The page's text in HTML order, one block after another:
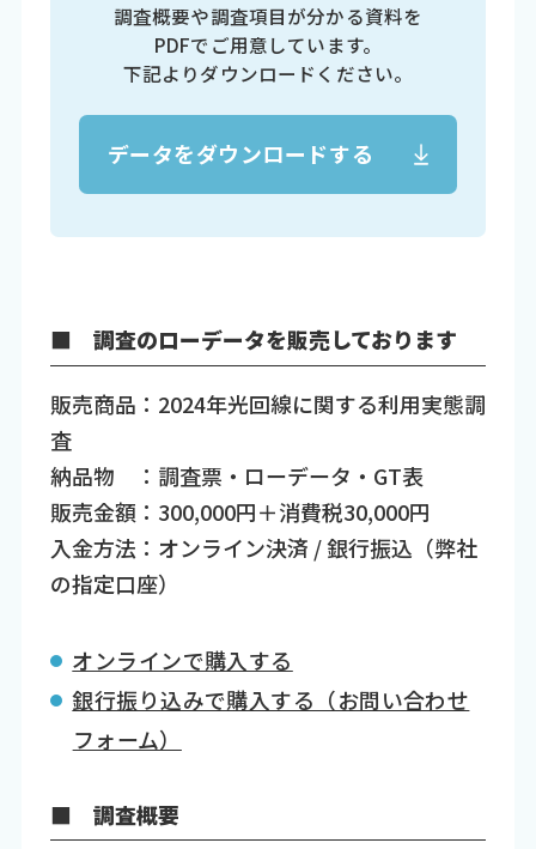
調査概要や調査項目が分かる資料を
PDFでご用意しています。
下記よりダウンロードください。
データをダウンロードする
■ 調査のローデータを販売しております
販売商品：2024年光回線に関する利用実態調
査
納品物 ：調査票・ローデータ・GT表
販売金額：300,000円＋消費税30,000円
入金方法：オンライン決済 / 銀行振込（弊社
の指定口座）
オンラインで購入する
銀行振り込みで購入する（お問い合わせ
フォーム）
■ 調査概要